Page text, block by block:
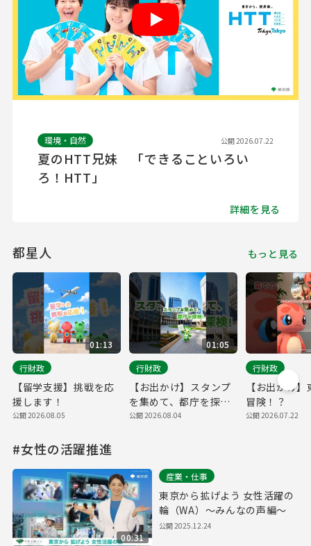
環境・自然 公開 2026.07.22
夏のHTT兄妹 「できることいろい
ろ！HTT」
詳細を見る
都星人 もっと見る
01:13
行財政
【留学支援】挑戦を応
援します！
公開 2026.08.05
01:05
行財政
【お出かけ】スタンプ
を集めて、都庁を探
検！
公開 2026.08.04
行財政
【お出かけ
冒険！？
公開 2026.07.22
#女性の活躍推進
00:31
産業・仕事
東京から拡げよう 女性活躍の
輪（WA）～みんなの声編～
公開 2025.12.24